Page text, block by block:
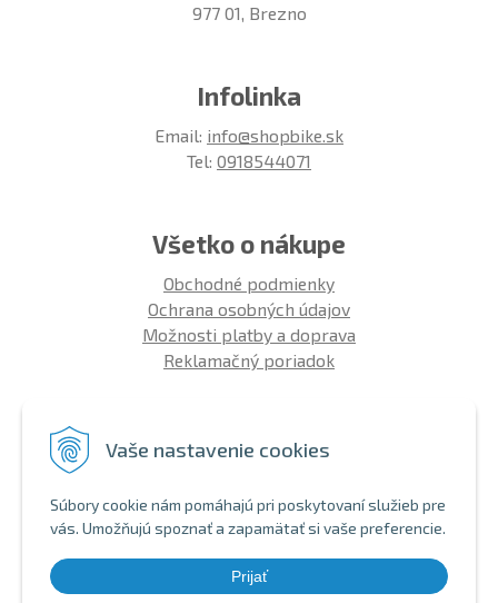
Vaše nastavenie cookies
Súbory cookie nám pomáhajú pri poskytovaní služieb pre
vás. Umožňujú spoznať a zapamätať si vaše preferencie.
Prijať
977 01, Brezno
Infolinka
Email: info@shopbike.sk
Tel: 0918544071
Všetko o nákupe
Obchodné podmienky
Ochrana osobných údajov
Možnosti platby a doprava
Reklamačný poriadok
Aký bicykel kúpiť 26' | 27,5' | 29'
Nákup na splátky
Bezhotovostná platba